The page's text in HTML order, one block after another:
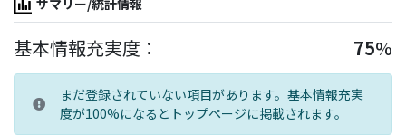
基本情報充実度： 75%
まだ登録されていない項目があります。基本情報充実
度が100%になるとトップページに掲載されます。